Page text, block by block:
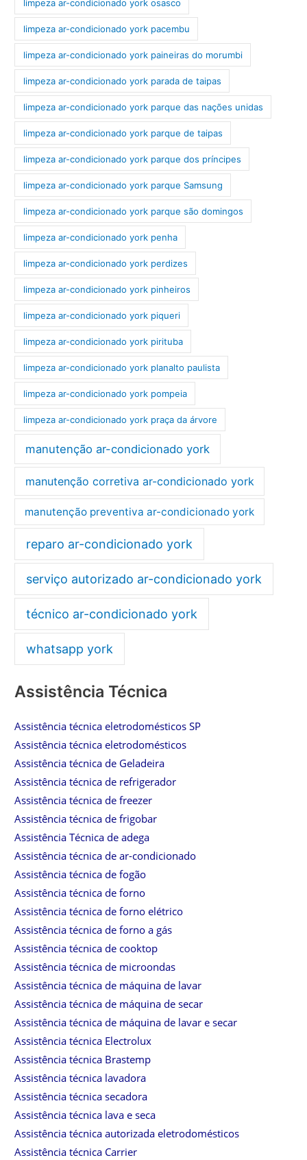
limpeza ar-condicionado york osasco
limpeza ar-condicionado york pacembu
limpeza ar-condicionado york paineiras do morumbi
limpeza ar-condicionado york parada de taipas
limpeza ar-condicionado york parque das nações unidas
limpeza ar-condicionado york parque de taipas
limpeza ar-condicionado york parque dos príncipes
limpeza ar-condicionado york parque Samsung
limpeza ar-condicionado york parque são domingos
limpeza ar-condicionado york penha
limpeza ar-condicionado york perdizes
limpeza ar-condicionado york pinheiros
limpeza ar-condicionado york piqueri
limpeza ar-condicionado york pirituba
limpeza ar-condicionado york planalto paulista
limpeza ar-condicionado york pompeia
limpeza ar-condicionado york praça da árvore
manutenção ar-condicionado york
manutenção corretiva ar-condicionado york
manutenção preventiva ar-condicionado york
reparo ar-condicionado york
serviço autorizado ar-condicionado york
técnico ar-condicionado york
whatsapp york
Assistência Técnica
Assistência técnica eletrodomésticos SP
Assistência técnica eletrodomésticos
Assistência técnica de Geladeira
Assistência técnica de refrigerador
Assistência técnica de freezer
Assistência técnica de frigobar
Assistência Técnica de adega
Assistência técnica de ar-condicionado
Assistência técnica de fogão
Assistência técnica de forno
Assistência técnica de forno elétrico
Assistência técnica de forno a gás
Assistência técnica de cooktop
Assistência técnica de microondas
Assistência técnica de máquina de lavar
Assistência técnica de máquina de secar
Assistência técnica de máquina de lavar e secar
Assistência técnica Electrolux
Assistência técnica Brastemp
Assistência técnica lavadora
Assistência técnica secadora
Assistência técnica lava e seca
Assistência técnica autorizada eletrodomésticos
Assistência técnica Carrier